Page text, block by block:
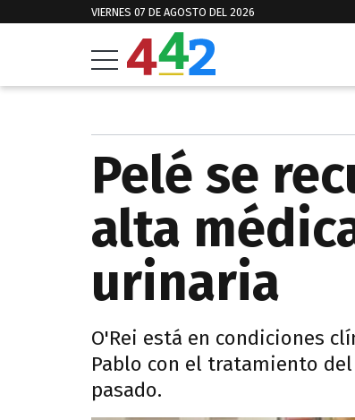
VIERNES 07 DE AGOSTO DEL 2026
Pelé se
alta
urinaria
O'Rei está en condiciones
Pablo con el tratamiento
pasado.